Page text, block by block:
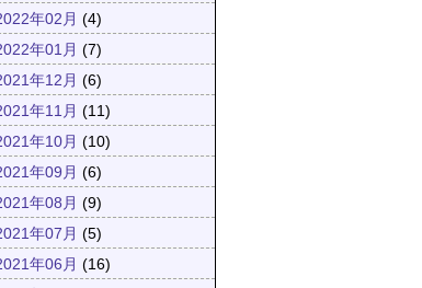
年02月 (4)
年01月 (7)
年12月 (6)
年11月 (11)
年10月 (10)
年09月 (6)
年08月 (9)
年07月 (5)
年06月 (16)